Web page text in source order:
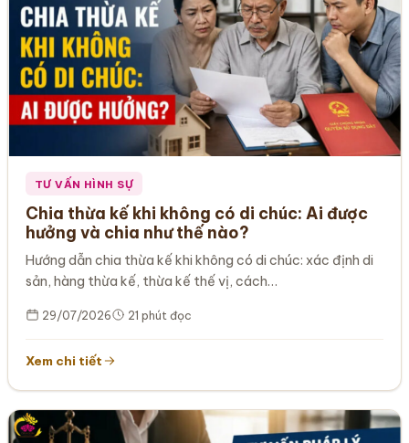
TƯ VẤN HÌNH SỰ
Chia thừa kế khi không có di chúc: Ai được
hưởng và chia như thế nào?
Hướng dẫn chia thừa kế khi không có di chúc: xác định di
sản, hàng thừa kế, thừa kế thế vị, cách…
29/07/2026 21 phút đọc
Xem chi tiết